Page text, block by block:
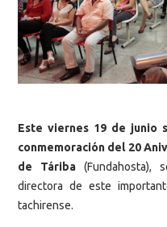
Este viernes 19 de junio
conmemoración del 20
de Táriba (Fundahosta),
directora de este
tachirense.